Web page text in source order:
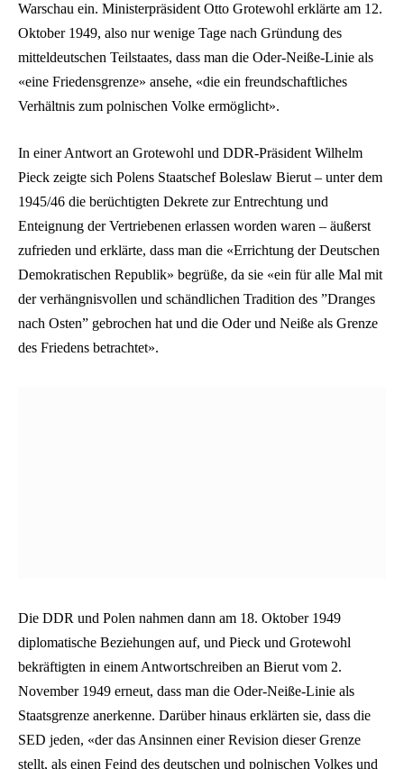
Warschau ein. Ministerpräsident Otto Grotewohl erklärte am 12.
Oktober 1949, also nur wenige Tage nach Gründung des
mitteldeutschen Teilstaates, dass man die Oder-Neiße-Linie als
«eine Friedensgrenze» ansehe, «die ein freundschaftliches
Verhältnis zum polnischen Volke ermöglicht».
In einer Antwort an Grotewohl und DDR-Präsident Wilhelm
Pieck zeigte sich Polens Staatschef Boleslaw Bierut – unter dem
1945/46 die berüchtigten Dekrete zur Entrechtung und
Enteignung der Vertriebenen erlassen worden waren – äußerst
zufrieden und erklärte, dass man die «Errichtung der Deutschen
Demokratischen Republik» begrüße, da sie «ein für alle Mal mit
der verhängnisvollen und schändlichen Tradition des ”Dranges
nach Osten” gebrochen hat und die Oder und Neiße als Grenze
des Friedens betrachtet».
Die DDR und Polen nahmen dann am 18. Oktober 1949
diplomatische Beziehungen auf, und Pieck und Grotewohl
bekräftigten in einem Antwortschreiben an Bierut vom 2.
November 1949 erneut, dass man die Oder-Neiße-Linie als
Staatsgrenze anerkenne. Darüber hinaus erklärten sie, dass die
SED jeden, «der das Ansinnen einer Revision dieser Grenze
stellt, als einen Feind des deutschen und polnischen Volkes und